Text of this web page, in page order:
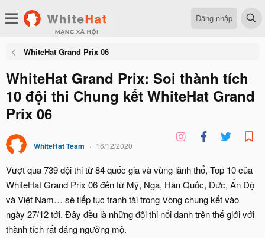
Đăng nhập
WhiteHat Grand Prix 06
WhiteHat Grand Prix: Soi thành tích
10 đội thi Chung kết WhiteHat Grand
Prix 06
WhiteHat Team 16/12/2020
Vượt qua 739 đội thi từ 84 quốc gia và vùng lãnh thổ, Top 10 của
WhiteHat Grand Prix 06 đến từ Mỹ, Nga, Hàn Quốc, Đức, Ấn Độ
và Việt Nam… sẽ tiếp tục tranh tài trong Vòng chung kết vào
ngày 27/12 tới. Đây đều là những đội thi nổi danh trên thế giới với
thành tích rất đáng ngưỡng mộ.